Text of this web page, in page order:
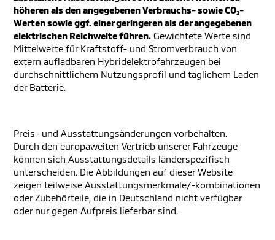
höheren als den angegebenen Verbrauchs- sowie CO₂-
Werten sowie ggf. einer geringeren als der angegebenen
elektrischen Reichweite führen. Gewichtete Werte sind
Mittelwerte für Kraftstoff- und Stromverbrauch von
extern aufladbaren Hybridelektrofahrzeugen bei
durchschnittlichem Nutzungsprofil und täglichem Laden
der Batterie.
Preis- und Ausstattungsänderungen vorbehalten.
Durch den europaweiten Vertrieb unserer Fahrzeuge
können sich Ausstattungsdetails länderspezifisch
unterscheiden. Die Abbildungen auf dieser Website
zeigen teilweise Ausstattungsmerkmale/-kombinationen
oder Zubehörteile, die in Deutschland nicht verfügbar
oder nur gegen Aufpreis lieferbar sind.